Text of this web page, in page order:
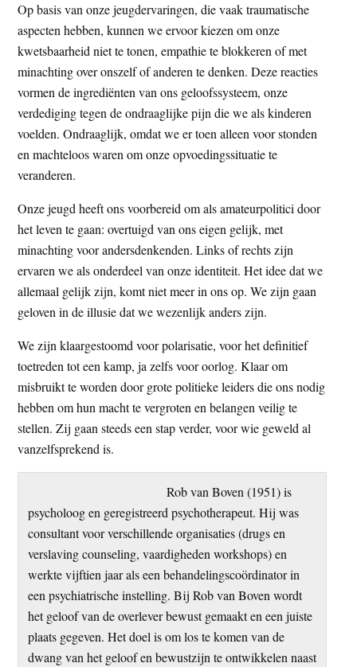
Op basis van onze jeugdervaringen, die vaak traumatische
aspecten hebben, kunnen we ervoor kiezen om onze
kwetsbaarheid niet te tonen, empathie te blokkeren of met
minachting over onszelf of anderen te denken. Deze reacties
vormen de ingrediënten van ons geloofssysteem, onze
verdediging tegen de ondraaglijke pijn die we als kinderen
voelden. Ondraaglijk, omdat we er toen alleen voor stonden
en machteloos waren om onze opvoedingssituatie te
veranderen.
Onze jeugd heeft ons voorbereid om als amateurpolitici door
het leven te gaan: overtuigd van ons eigen gelijk, met
minachting voor andersdenkenden. Links of rechts zijn
ervaren we als onderdeel van onze identiteit. Het idee dat we
allemaal gelijk zijn, komt niet meer in ons op. We zijn gaan
geloven in de illusie dat we wezenlijk anders zijn.
We zijn klaargestoomd voor polarisatie, voor het definitief
toetreden tot een kamp, ja zelfs voor oorlog. Klaar om
misbruikt te worden door grote politieke leiders die ons nodig
hebben om hun macht te vergroten en belangen veilig te
stellen. Zij gaan steeds een stap verder, voor wie geweld al
vanzelfsprekend is.
Rob van Boven (1951) is
psycholoog en geregistreerd psychotherapeut. Hij was
consultant voor verschillende organisaties (drugs en
verslaving counseling, vaardigheden workshops) en
werkte vijftien jaar als een behandelingscoördinator in
een psychiatrische instelling. Bij Rob van Boven wordt
het geloof van de overlever bewust gemaakt en een juiste
plaats gegeven. Het doel is om los te komen van de
dwang van het geloof en bewustzijn te ontwikkelen naast